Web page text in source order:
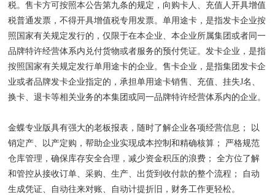
税。售卡方可按照本公告第九条的规定，向购卡人、充值人开具增值
税普通发票，不得开具增值税专用发票。单用途卡，是指发卡企业按
照国家有关规定发行的，仅限于在本企业、本企业所属集团或者同一
品牌特许经营体系内兑付货物或者服务的预付凭证。发卡企业，是指
按照国家有关规定发行单用途卡的企业。售卡企业，是指集团发卡企
业或者品牌发卡企业指定的，承担单用途卡销售、充值、挂失J名、
换卡、退卡等相关业务的本集团或同一品牌特许经营体系内的企业。
金蝶专业版具有强大的老板报表，随时了解企业各项经营信息； 以
销定产、以产定购，帮助企业实现成本控制和精确核算； 严格规范
仓库管理，确保库存安全合理，减少资金积压的浪费； 全方位了解
和管控从接收订单、采购、生产、出货到收付款的整个流程； 自动
生成凭证、自动往来对账、自动计提折旧，财务工作更轻松。